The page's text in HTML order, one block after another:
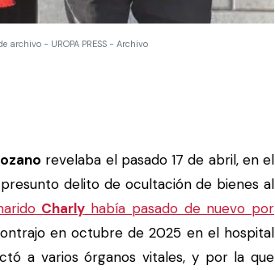
- UROPA PRESS - Archivo
revelaba el pasado 17 de abril, en el
delito de ocultación de bienes al
Charlyhabía pasado de nuevo por
en octubre de 2025 en el hospital
a varios órganos vitales, y por la que